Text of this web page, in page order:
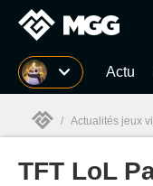
MGG Actu
MGG
/ Actualités jeux
TFT LoL